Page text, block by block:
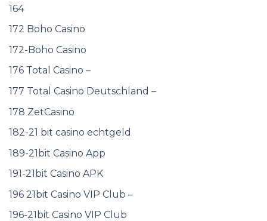
164
172 Boho Casino
172-Boho Casino
176 Total Casino –
177 Total Casino Deutschland –
178 ZetCasino
182-21 bit casino echtgeld
189-21bit Casino App
191-21bit Casino APK
196 21bit Casino VIP Club –
196-21bit Casino VIP Club